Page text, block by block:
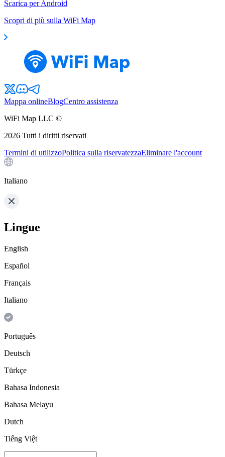
Scarica per Android
Scopri di più sulla WiFi Map
Mappa onlineBlogCentro assistenza
WiFi Map LLC ©
2026 Tutti i diritti riservati
Termini di utilizzoPolitica sulla riservatezzaEliminare l'account
Italiano
Lingue
English
Español
Français
Italiano
Português
Deutsch
Türkçe
Bahasa Indonesia
Bahasa Melayu
Dutch
Tiếng Việt